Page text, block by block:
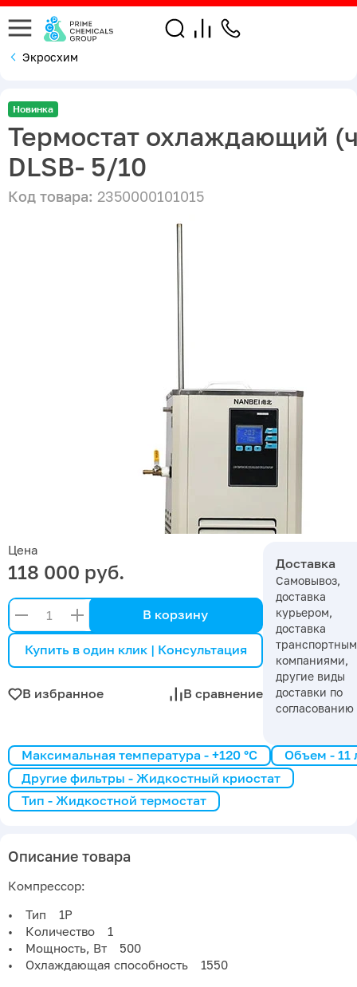
Экросхим
Новинка
Термостат охлаждающий
DLSB- 5/10
Код товара: 2350000101015
Цена
118 000 руб.
В корзину
Купить в один клик | Консультация
В избранное В сравнение
Доставка
Самовывоз,
доставка
курьером,
доставка
компаниями,
другие виды
доставки по
согласованию
Максимальная температура - +120 °C
Объем - 11
Другие фильтры - Жидкостный криостат
Тип - Жидкостной термостат
Описание товара
Компрессор:
• Тип 1P
• Количество 1
• Мощность, Вт 500
• Охлаждающая способность 1550